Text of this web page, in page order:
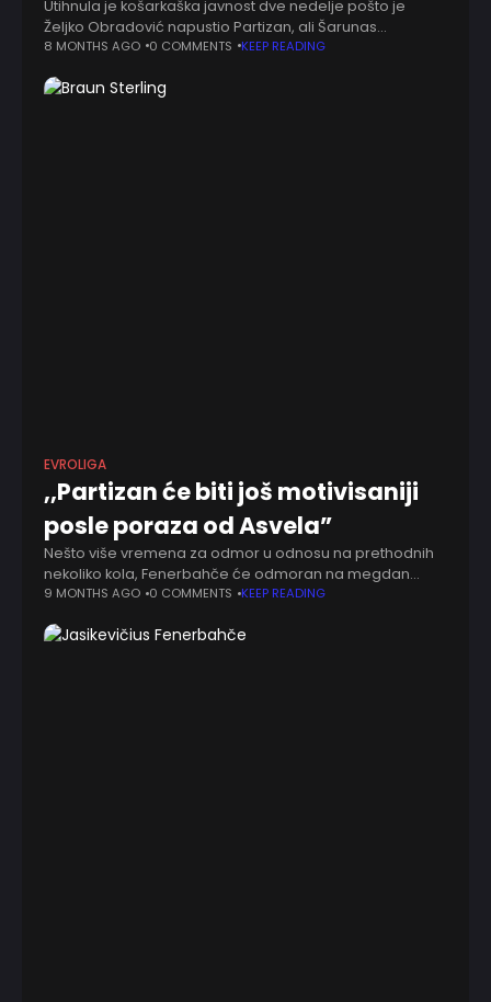
Utihnula je košarkaška javnost dve nedelje pošto je
Željko Obradović napustio Partizan, ali Šarunas
Jasikevičijus u intervjuu za Eurohoops stanje ponovo
8 MONTHS AGO 0 COMMENTS KEEP READING
EVROLIGA
,,Partizan će biti još motivisaniji
posle poraza od Asvela”
Nešto više vremena za odmor u odnosu na prethodnih
nekoliko kola, Fenerbahče će odmoran na megdan
crno-belima sutra uveče. Mnogo puta do sad je
9 MONTHS AGO 0 COMMENTS KEEP READING